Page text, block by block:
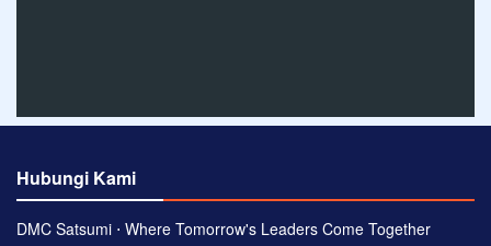
Hubungi Kami
DMC Satsumi ⋅ Where Tomorrow's Leaders Come Together